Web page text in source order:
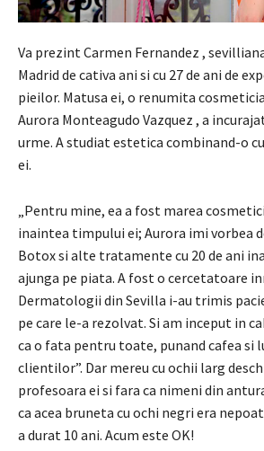
Va prezint Carmen Fernandez ,
Madrid de cativa ani si cu 27 de ani de
pieilor. Matusa ei, o renumita
Aurora Monteagudo Vazquez , a
urme. A studiat estetica combinand-o
ei.
„Pentru mine, ea a fost marea
inaintea timpului ei; Aurora imi vorbea
Botox si alte tratamente cu 20 de ani
ajunga pe piata. A fost o cercetatoare
Dermatologii din Sevilla i-au trimis
pe care le-a rezolvat. Si am inceput in
ca o fata pentru toate, punand cafea si
clientilor”. Dar mereu cu ochii larg
profesoara ei si fara ca nimeni din
ca acea bruneta cu ochi negri era
a durat 10 ani. Acum este OK!